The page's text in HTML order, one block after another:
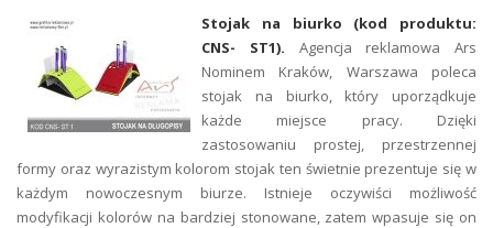
Stojak na biurko (kod produktu:
CNS- ST1). Agencja reklamowa Ars
Nominem Kraków, Warszawa poleca
stojak na biurko, który uporządkuje
każde miejsce pracy. Dzięki
zastosowaniu prostej, przestrzennej
formy oraz wyrazistym kolorom stojak ten świetnie prezentuje się w
każdym nowoczesnym biurze. Istnieje oczywiści możliwość
modyfikacji kolorów na bardziej stonowane, zatem wpasuje się on